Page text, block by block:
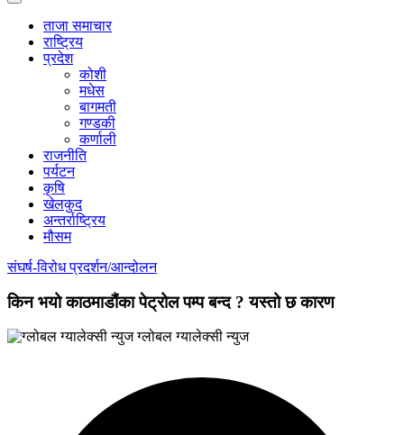
ताजा समाचार
राष्ट्रिय
प्रदेश
कोशी
मधेस
बागमती
गण्डकी
कर्णाली
राजनीति
पर्यटन
कृषि
खेलकुद
अन्तर्राष्ट्रिय
मौसम
संघर्ष-विरोध प्रदर्शन/आन्दोलन
किन भयो काठमाडौंका पेट्रोल पम्प बन्द ? यस्तो छ कारण
ग्लोबल ग्यालेक्सी न्युज